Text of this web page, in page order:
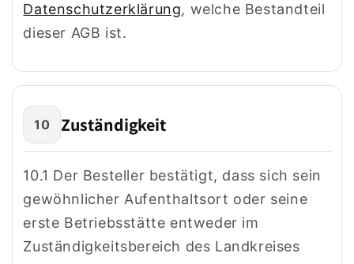
Datenschutzerklärung, welche Bestandteil
dieser AGB ist.
10 Zuständigkeit
10.1 Der Besteller bestätigt, dass sich sein
gewöhnlicher Aufenthaltsort oder seine
erste Betriebsstätte entweder im
Zuständigkeitsbereich des Landkreises